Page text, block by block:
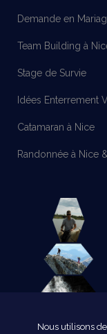
Demande en
Team Building à
Stage de Survie
Idées Enterrement
Catamaran à Nice
Randonnée à Nice
Nous utilisons